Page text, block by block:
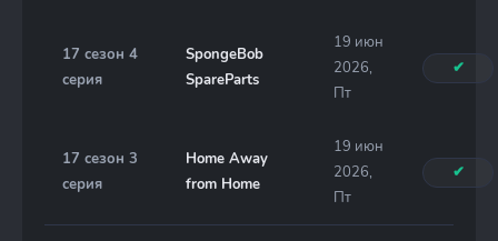
17 сезон 4
серия
SpongeBob
SpareParts
19 июн
2026,
Пт
✔
17 сезон 3
серия
Home Away
from Home
19 июн
2026,
Пт
✔